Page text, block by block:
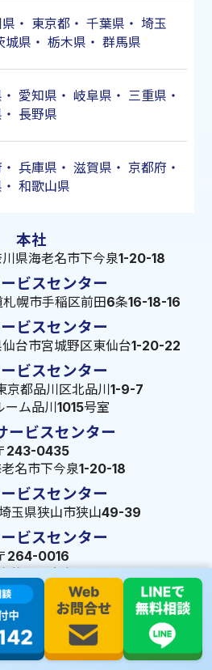
・ 東京都・ 千葉県 ・ 埼玉
城県 ・ 栃木県 ・ 群馬県
・ 愛知県 ・ 岐阜県 ・ 三重県 ・
・ 長野県
・ 兵庫県 ・ 滋賀県 ・ 京都府 ・
・ 和歌山県
本社
県海老名市下今泉1-20-18
ビスセンター
幌市手稲区前田6条16-18-16
ビスセンター
台市宮城野区東仙台1-20-22
ビスセンター
京都品川区北品川1-9-7
ーム品川1015号室
ービスセンター
243-0435
名市下今泉1-20-18
ビスセンター
玉県狭山市狭山49-39
ビスセンター
264-0016
若葉区大宮町1288-7
ビスセンター
県笠間市旭町322-2 102号
ビスセンター
市大字栗田653-141 皐月ビル